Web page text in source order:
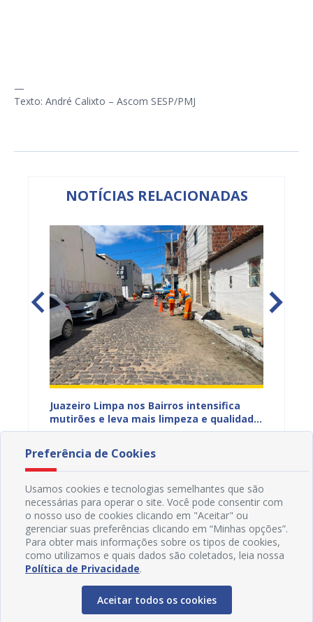
—
Texto: André Calixto – Ascom SESP/PMJ
NOTÍCIAS RELACIONADAS
Juazeiro Limpa nos Bairros intensifica
mutirões e leva mais limpeza e qualidade
de vida à população
Preferência de Cookies
Usamos cookies e tecnologias semelhantes que são
necessárias para operar o site. Você pode consentir com
o nosso uso de cookies clicando em "Aceitar" ou
gerenciar suas preferências clicando em “Minhas opções”.
Para obter mais informações sobre os tipos de cookies,
como utilizamos e quais dados são coletados, leia nossa
Política de Privacidade.
Aceitar todos os cookies